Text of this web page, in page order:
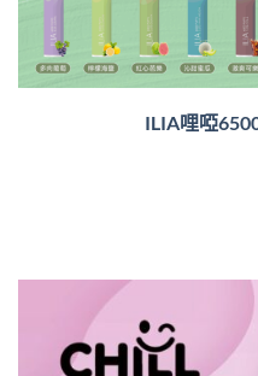
ILIA哩啞